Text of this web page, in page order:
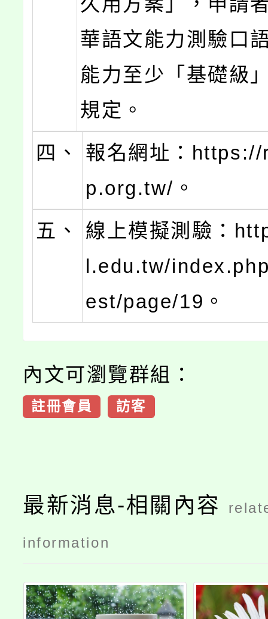
華語文能力測驗口
能力至少「基礎級
規定。
四、
報名網址：
p.org.tw/。
五、
線上模擬測驗：
l.edu.tw/
est/page/19。
內文可瀏覽群組：
註冊會員 訪客
最新消息-相關內容
information